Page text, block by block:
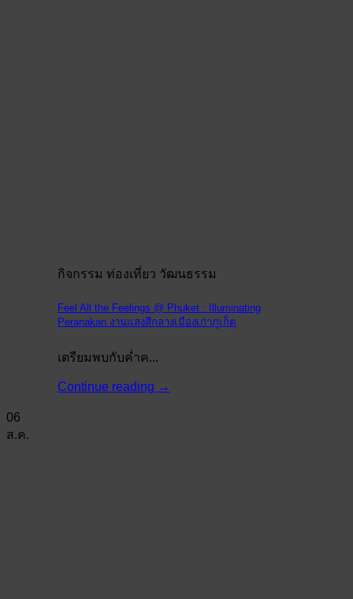
กิจกรรม ท่องเที่ยว วัฒนธรรม
Feel All the Feelings @ Phuket : Illuminating
Peranakan งานแสงสีกลางเมืองเก่าภูเก็ต
เตรียมพบกับค่ำค...
Continue reading →
06
ส.ค.